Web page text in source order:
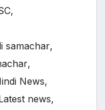
,
samachar,
,
News,
news,